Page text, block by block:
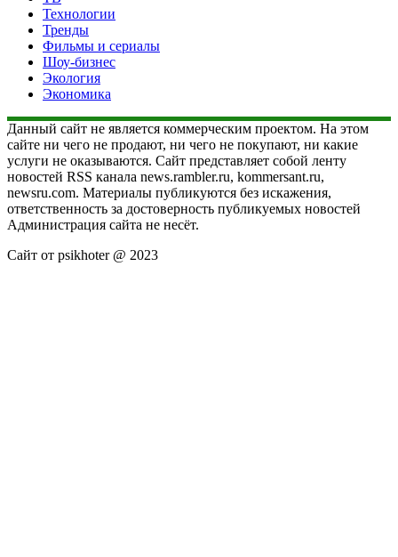
Технологии
Тренды
Фильмы и сериалы
Шоу-бизнес
Экология
Экономика
Данный сайт не является коммерческим проектом. На этом
сайте ни чего не продают, ни чего не покупают, ни какие
услуги не оказываются. Сайт представляет собой ленту
новостей RSS канала news.rambler.ru, kommersant.ru,
newsru.com. Материалы публикуются без искажения,
ответственность за достоверность публикуемых новостей
Администрация сайта не несёт.
Сайт от psikhoter @ 2023